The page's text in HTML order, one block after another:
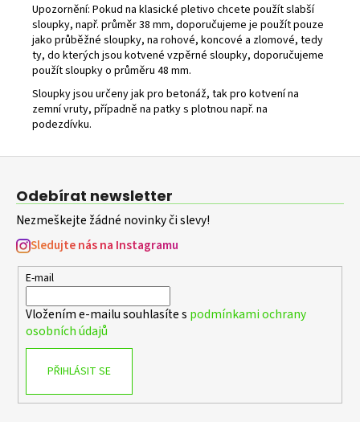
Upozornění: Pokud na klasické pletivo chcete použít slabší
sloupky, např. průměr 38 mm, doporučujeme je použít pouze
jako průběžné sloupky, na rohové, koncové a zlomové, tedy
ty, do kterých jsou kotvené vzpěrné sloupky, doporučujeme
použít sloupky o průměru 48 mm.
Sloupky jsou určeny jak pro betonáž, tak pro kotvení na
zemní vruty, případně na patky s plotnou např. na
podezdívku.
059
Odebírat newsletter
Nezmeškejte žádné novinky či slevy!
Sledujte nás na Instagramu
E-mail
Vložením e-mailu souhlasíte s podmínkami ochrany
osobních údajů
PŘIHLÁSIT SE